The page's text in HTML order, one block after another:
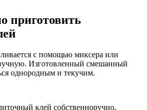
приготовить
с помощью миксера или
Изготовленный смешанный
однородным и текучим.
клей собственноручно,